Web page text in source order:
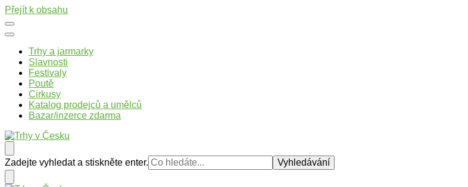
Přejít k obsahu
Trhy a jarmarky
Slavnosti
Festivaly
Poutě
Cirkusy
Katalog prodejců a umělců
Bazar/inzerce zdarma
Trhy v Česku
Trhy, jarmarky, slavnosti a poutě v České republice
Hledáte
něco
?
Zadejte vyhledat a stiskněte enter.